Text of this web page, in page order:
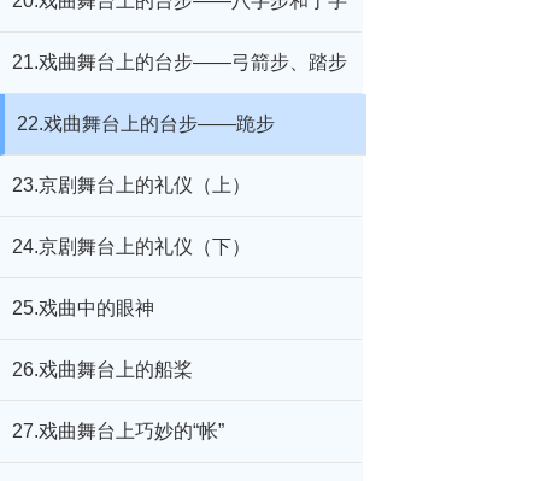
步
21.戏曲舞台上的台步——弓箭步、踏步
和马步
22.戏曲舞台上的台步——跪步
23.京剧舞台上的礼仪（上）
24.京剧舞台上的礼仪（下）
25.戏曲中的眼神
26.戏曲舞台上的船桨
27.戏曲舞台上巧妙的“帐”